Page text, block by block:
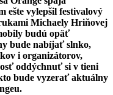
ešte vylepšil festivalový
Michaely Hriňovej
budú opäť
bude nabíjať slnko,
i organizátorov,
oddýchnuť si v tieni
bude vyzerať aktuálny